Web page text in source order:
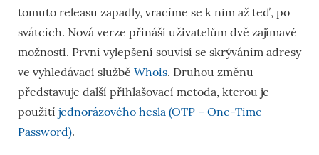
tomuto releasu zapadly, vracíme se k nim až teď, po
svátcích. Nová verze přináší uživatelům dvě zajímavé
možnosti. První vylepšení souvisí se skrýváním adresy
ve vyhledávací službě Whois. Druhou změnu
představuje další přihlašovací metoda, kterou je
použití jednorázového hesla (OTP – One-Time
Password).